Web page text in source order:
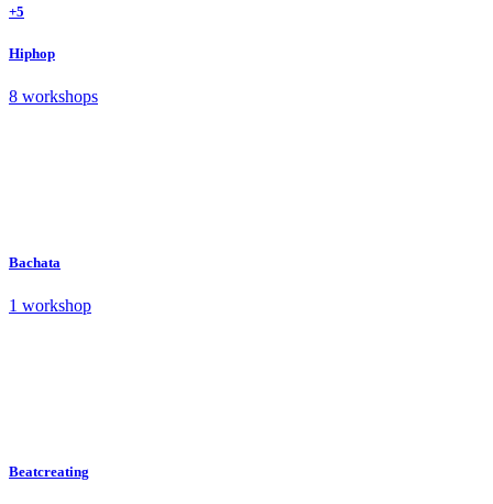
+5
Hiphop
8 workshops
Bachata
1 workshop
Beatcreating